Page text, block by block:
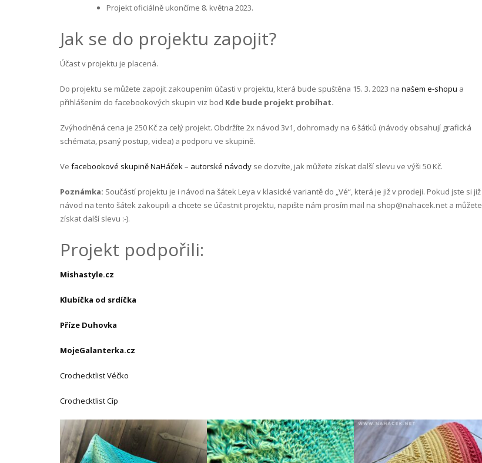
Projekt oficiálně ukončíme 8. května 2023.
Jak se do projektu zapojit?
Účast v projektu je placená.
Do projektu se můžete zapojit zakoupením účasti v projektu, která bude spuštěna 15. 3. 2023 na našem e-shopu a
přihlášením do facebookových skupin viz bod Kde bude projekt probíhat.
Zvýhodněná cena je 250 Kč za celý projekt. Obdržíte 2x návod 3v1, dohromady na 6 šátků (návody obsahují grafická
schémata, psaný postup, videa) a podporu ve skupině.
Ve facebookové skupině NaHáček – autorské návody se dozvíte, jak můžete získat další slevu ve výši 50 Kč.
Poznámka: Součástí projektu je i návod na šátek Leya v klasické variantě do „Vé“, která je již v prodeji. Pokud jste si již
návod na tento šátek zakoupili a chcete se účastnit projektu, napište nám prosím mail na shop@nahacek.net a můžete
získat další slevu :-).
Projekt podpořili:
Mishastyle.cz
Klubíčka od srdíčka
Příze Duhovka
MojeGalanterka.cz
Crochecktlist Véčko
Crochecktlist Cíp